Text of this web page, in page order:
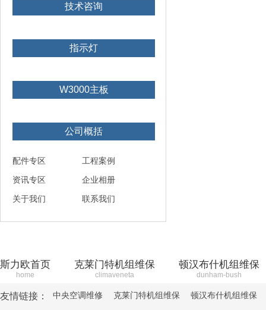
技术咨询
指示灯
W3000主板
公司概括
配件专区
工程案例
资讯专区
企业相册
关于我们
联系我们
斯力欧首页
home
克莱门特机组维保
climaveneta
顿汉布什机组维保
dunham-bush
友情链接： 中央空调维修 克莱门特机组维保 顿汉布什机组维保